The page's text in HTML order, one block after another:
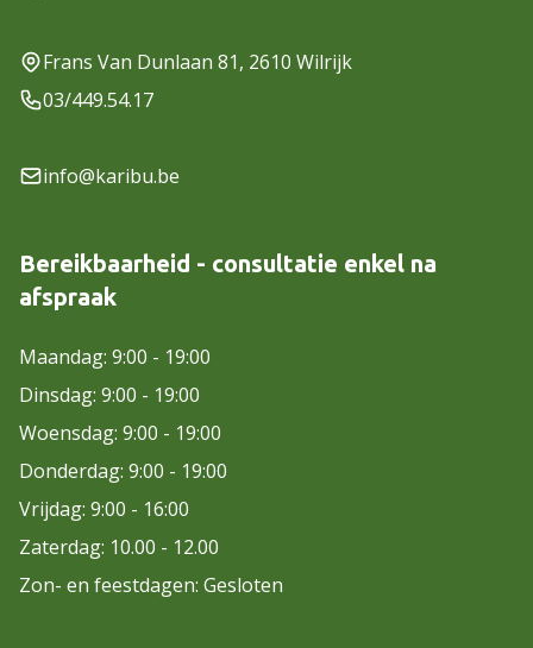
Frans Van Dunlaan 81, 2610 Wilrijk
03/449.54.17
info@karibu.be
Bereikbaarheid - consultatie enkel na
afspraak
Maandag: 9:00 - 19:00
Dinsdag: 9:00 - 19:00
Woensdag: 9:00 - 19:00
Donderdag: 9:00 - 19:00
Vrijdag: 9:00 - 16:00
Zaterdag: 10.00 - 12.00
Zon- en feestdagen: Gesloten